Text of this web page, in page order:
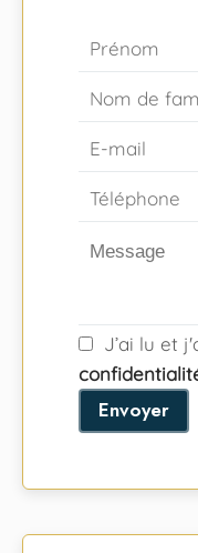
J’ai lu et
Envoyer